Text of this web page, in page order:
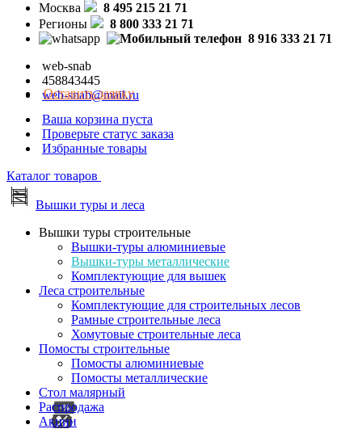
Москва
8 495 215 21 71
Регионы
8 800 333 21 71
8 916 333 21 71
web-snab
458843445
web-snab@mail.ru
Оставить заявку
Ваша корзина пуста
Проверьте статус заказа
Избранные товары
Каталог товаров
Вышки туры и леса
Вышки туры строительные
Вышки-туры алюминиевые
Вышки-туры металлические
Комплектующие для вышек
Леса строительные
Комплектующие для строительных лесов
Рамные строительные леса
Хомутовые строительные леса
Помосты строительные
Помосты алюминиевые
Помосты металлические
Стол малярный
Распродажа
Акции